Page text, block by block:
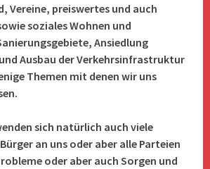
Vereine, preiswertes und auch
soziales Wohnen und
Ansiedlung
Ausbau der Verkehrsinfrastruktur
Themen mit denen wir uns
sich natürlich auch viele
an uns oder aber alle Parteien
oder aber auch Sorgen und